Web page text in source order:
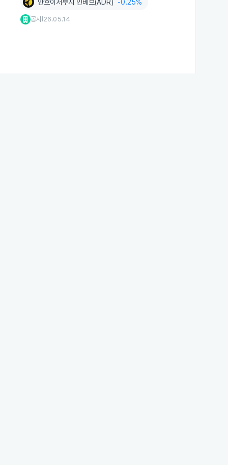
안호이저부시 인베브(ADR) -0.25%
공시 26.05.14